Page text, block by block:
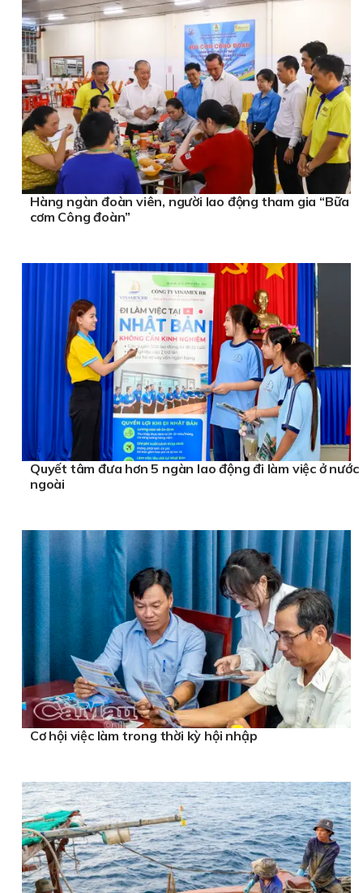
Hàng ngàn đoàn viên, người lao động tham gia “Bữa
cơm Công đoàn”
Quyết tâm đưa hơn 5 ngàn lao động đi làm việc ở nước
ngoài
Cơ hội việc làm trong thời kỳ hội nhập